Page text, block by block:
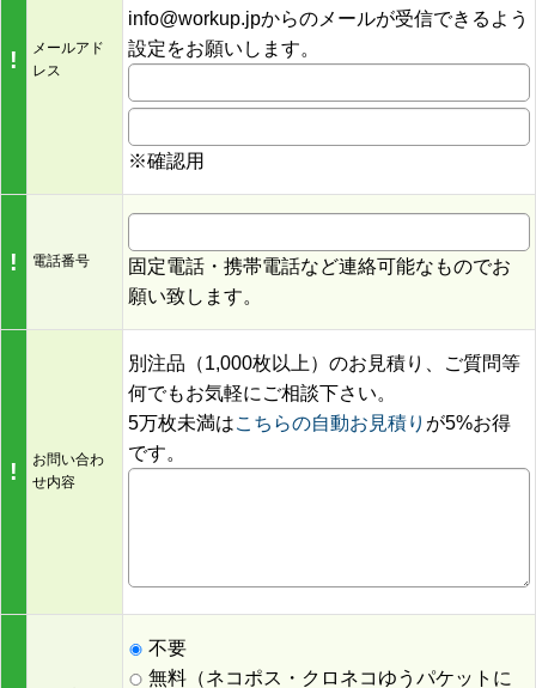
!
メールアド
レス
info@workup.jpからのメールが受信できるよう
設定をお願いします。
※確認用
! 電話番号
固定電話・携帯電話など連絡可能なものでお
願い致します。
!
お問い合わ
せ内容
別注品（1,000枚以上）のお見積り、ご質問等
何でもお気軽にご相談下さい。
5万枚未満はこちらの自動お見積り が5%お得
です。
不要
無料（ネコポス・クロネコゆうパケットに